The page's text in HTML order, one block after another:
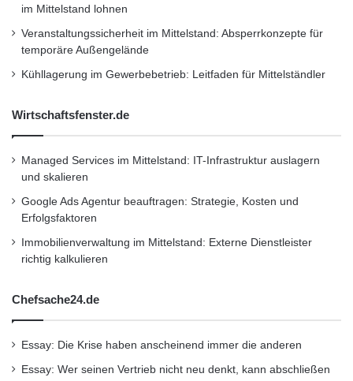
im Mittelstand lohnen
Veranstaltungssicherheit im Mittelstand: Absperrkonzepte für
temporäre Außengelände
Kühllagerung im Gewerbebetrieb: Leitfaden für Mittelständler
Wirtschaftsfenster.de
Managed Services im Mittelstand: IT-Infrastruktur auslagern
und skalieren
Google Ads Agentur beauftragen: Strategie, Kosten und
Erfolgsfaktoren
Immobilienverwaltung im Mittelstand: Externe Dienstleister
richtig kalkulieren
Chefsache24.de
Essay: Die Krise haben anscheinend immer die anderen
Essay: Wer seinen Vertrieb nicht neu denkt, kann abschließen